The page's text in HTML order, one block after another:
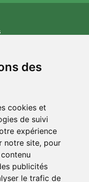
des
cookies et
de suivi
expérience
notre site, pour
publicités
le trafic de
boven 95 EUR
moment binnen 90
boom! Lees meer